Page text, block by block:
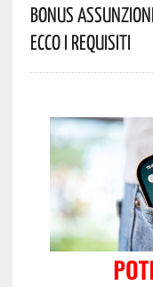
Bonus
Ecco I Requisiti